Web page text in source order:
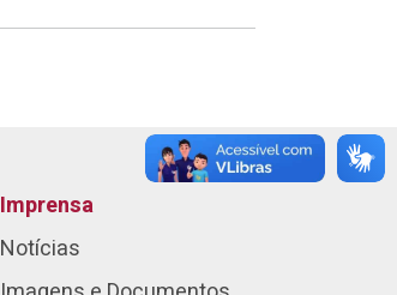
Imprensa
Notícias